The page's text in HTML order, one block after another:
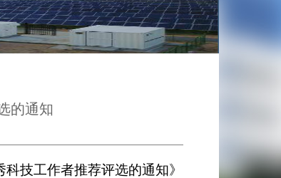
的通知
技工作者推荐评选的通知》